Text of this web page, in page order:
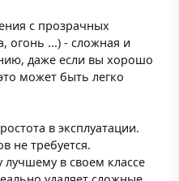
с прозрачных
огонь ...) - сложная и
даже если вы хорошо
может быть легко
в эксплуатации.
не требуется.
лучшему в своем классе